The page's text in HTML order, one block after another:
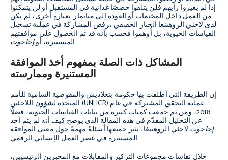
إذا لم يغيروا رأيهم فلن يتلقوا حصصًا غذائية في المستقبل أو لن يتمكنوا
من العمل داخل المخيمات أو العودة إلى ميانمار. بعبارةٍ أخرى، لم يكن
لدى لاجئي الروهينغا الخيار الحقيقي برفض المشاركة في عملية تسجيل
القياسات الحيوية، بل أُوهموا فحسب بأنه قد تم الحصول على موافقتهم
المستنيرة، أوإجاجوت .
المشاكل ذات الصلة بمفهوم أخذ الموافقة
المستنيرة وممارسته
إن الطريقة التي أطلقت بها حكومة بنغلاديش والمفوضية السامية للأمم
المتحدة لشؤون اللاجئين (UNHCR) عملية التحقق المشتركة في عام
2018، ومن ثم جمعت كميات كبيرة من بيانات القياسات الحيوية، فضلًا
عن التحليل المقدّم في هذه المقالة الذي يوضح كيف أنه لم يتم أخذ
إجاجوت لاجئي الروهينغا، تثير جميعها أسئلةً مهمةً حول معنى الموافقة
المستنيرة في عصر العمل الإنساني الرقمي.
خلال نقاشات مجموعات التركيز والمقابلات مع المخبرين الرئيسيين،